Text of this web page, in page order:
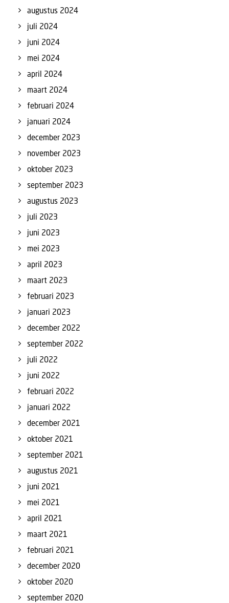
augustus 2024
juli 2024
juni 2024
mei 2024
april 2024
maart 2024
februari 2024
januari 2024
december 2023
november 2023
oktober 2023
september 2023
augustus 2023
juli 2023
juni 2023
mei 2023
april 2023
maart 2023
februari 2023
januari 2023
december 2022
september 2022
juli 2022
juni 2022
februari 2022
januari 2022
december 2021
oktober 2021
september 2021
augustus 2021
juni 2021
mei 2021
april 2021
maart 2021
februari 2021
december 2020
oktober 2020
september 2020